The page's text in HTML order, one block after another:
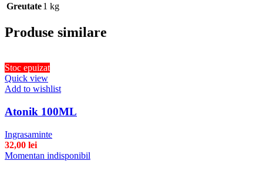
Greutate1 kg
Produse similare
Stoc epuizat
Quick view
Add to wishlist
Atonik 100ML
Ingrasaminte
32,00 lei
Momentan indisponibil